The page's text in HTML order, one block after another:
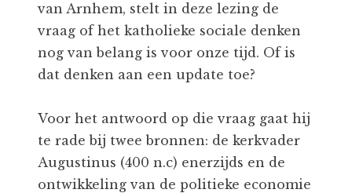
van Arnhem, stelt in deze lezing de
vraag of het katholieke sociale denken
nog van belang is voor onze tijd. Of is
dat denken aan een update toe?
Voor het antwoord op die vraag gaat hij
te rade bij twee bronnen: de kerkvader
Augustinus (400 n.c) enerzijds en de
ontwikkeling van de politieke economie